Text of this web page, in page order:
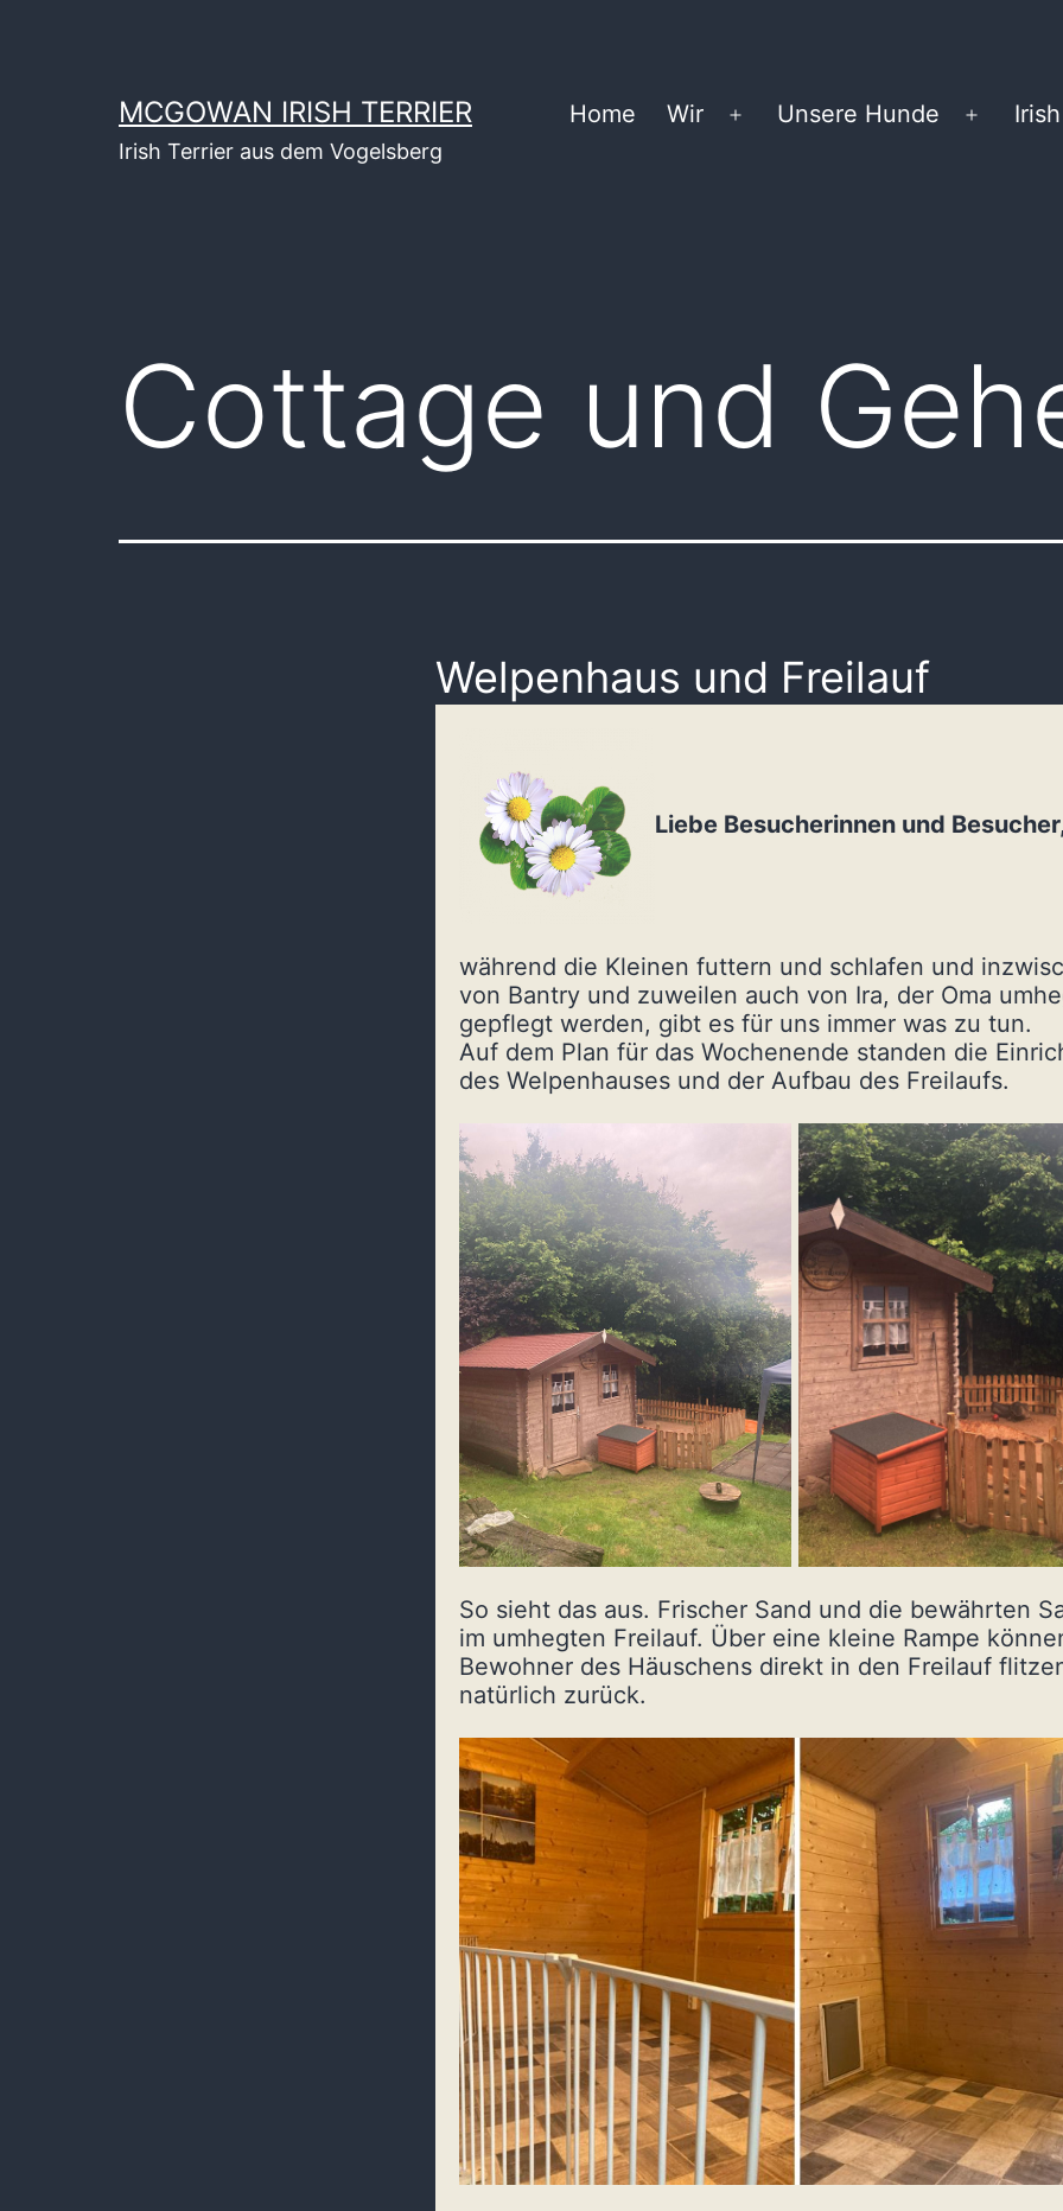
MCGOWAN IRISH TERRIER
Irish Terrier aus dem Vogelsberg
Home Wir
Menü
Unsere Hunde
Menü
Cottage und
Welpenhaus und Freilauf
Liebe Besucherinnen und
während die Kleinen futtern und schlafen und
von Bantry und zuweilen auch von Ira, der Oma
gepflegt werden, gibt es für uns immer was zu tun.
Auf dem Plan für das Wochenende standen die
des Welpenhauses und der Aufbau des Freilaufs.
So sieht das aus. Frischer Sand und die bewährten
im umhegten Freilauf. Über eine kleine Rampe
Bewohner des Häuschens direkt in den Freilauf
natürlich zurück.